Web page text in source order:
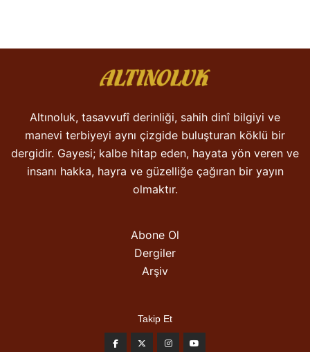
Altınoluk, tasavvufî derinliği, sahih dinî bilgiyi ve
manevi terbiyeyi aynı çizgide buluşturan köklü bir
dergidir. Gayesi; kalbe hitap eden, hayata yön veren ve
insanı hakka, hayra ve güzelliğe çağıran bir yayın
olmaktır.
Abone Ol
Dergiler
Arşiv
Takip Et